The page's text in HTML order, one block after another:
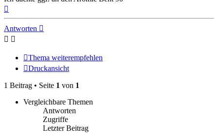
Antworten
Thema weiterempfehlen
Druckansicht
1 Beitrag • Seite 1 von 1
Vergleichbare Themen
Antworten
Zugriffe
Letzter Beitrag